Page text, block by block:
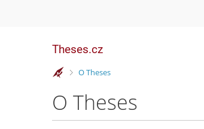
Theses.cz
>
O Theses
O Theses